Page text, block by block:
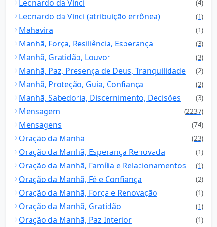
Leonardo da Vinci (4)
Leonardo da Vinci (atribuição errônea) (1)
Mahavira (1)
Manhã, Força, Resiliência, Esperança (3)
Manhã, Gratidão, Louvor (3)
Manhã, Paz, Presença de Deus, Tranquilidade (2)
Manhã, Proteção, Guia, Confiança (2)
Manhã, Sabedoria, Discernimento, Decisões (3)
Mensagem (2237)
Mensagens (74)
Oração da Manhã (23)
Oração da Manhã, Esperança Renovada (1)
Oração da Manhã, Família e Relacionamentos (1)
Oração da Manhã, Fé e Confiança (2)
Oração da Manhã, Força e Renovação (1)
Oração da Manhã, Gratidão (1)
Oração da Manhã, Paz Interior (1)